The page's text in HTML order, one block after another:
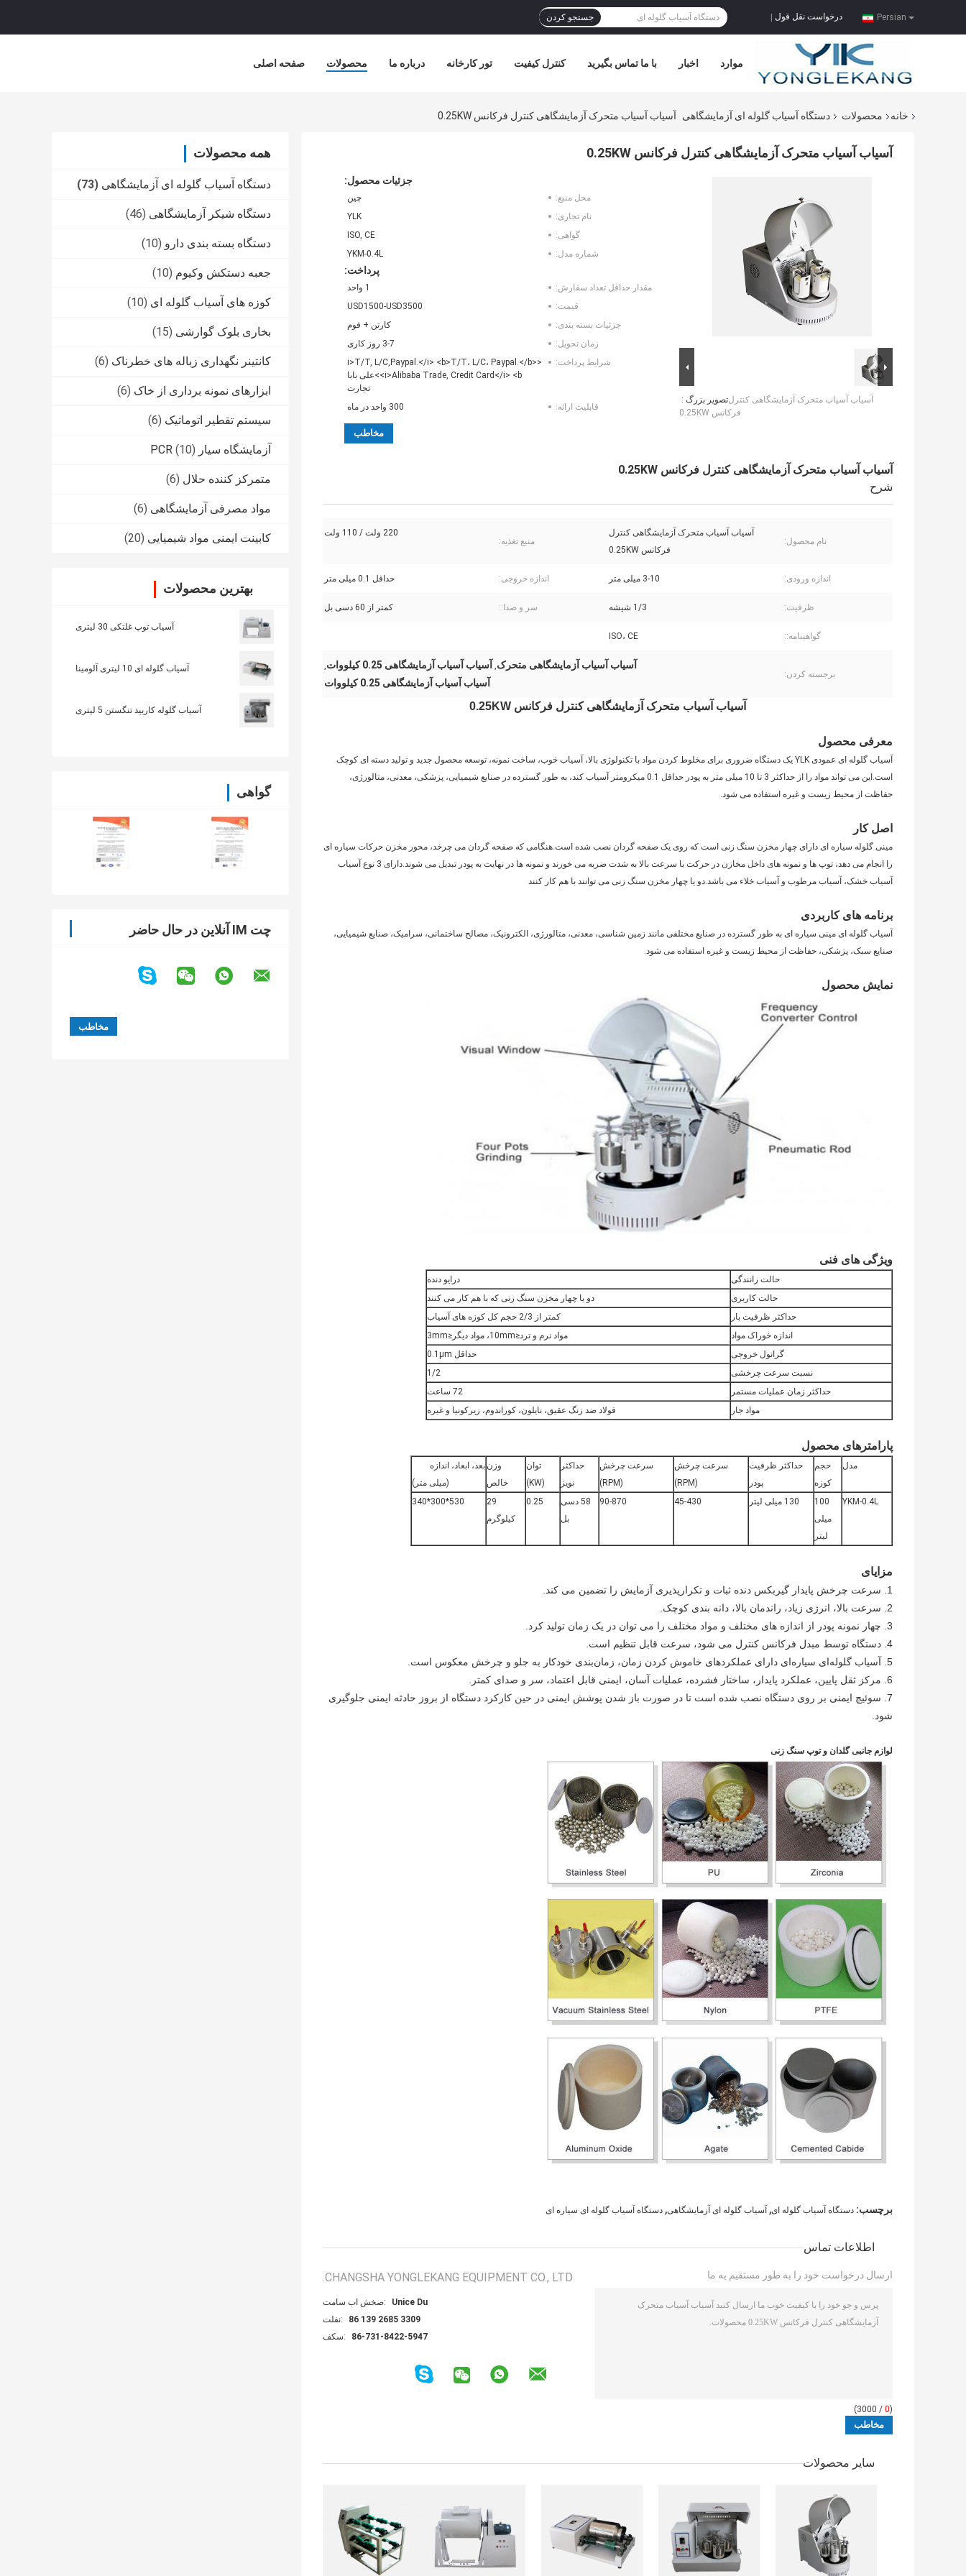
Persian درخواست نقل قول جستجو کردن
صفحه اصلی محصولات درباره ما تور کارخانه کنترل کیفیت با ما تماس بگیرید اخبار موارد
خانه محصولات دستگاه آسیاب گلوله ای آزمایشگاهی آسیاب آسیاب متحرک آزمایشگاهی کنترل فرکانس 0.25KW
همه محصولات
دستگاه آسیاب گلوله ای آزمایشگاهی (73)
دستگاه شیکر آزمایشگاهی (46)
دستگاه بسته بندی دارو (10)
جعبه دستکش وکیوم (10)
کوزه های آسیاب گلوله ای (10)
بخاری بلوک گوارشی (15)
کانتینر نگهداری زباله های خطرناک (6)
ابزارهای نمونه برداری از خاک (6)
سیستم تقطیر اتوماتیک (6)
آزمایشگاه سیار PCR (10)
متمرکز کننده حلال (6)
مواد مصرفی آزمایشگاهی (6)
کابینت ایمنی مواد شیمیایی (20)
بهترین محصولات
آسیاب توپ غلتکی 30 لیتری
آسیاب گلوله ای 10 لیتری آلومینا
آسیاب گلوله کاربید تنگستن 5 لیتری
گواهی
چت IM آنلاین در حال حاضر
آسیاب آسیاب متحرک آزمایشگاهی کنترل فرکانس 0.25KW
تصویر بزرگ :آسیاب آسیاب متحرک آزمایشگاهی کنترل
فرکانس 0.25KW
جزئیات محصول:
محل منبع:
چین
نام تجاری:
YLK
گواهی:
ISO, CE
شماره مدل:
YKM-0.4L
پرداخت:
مقدار حداقل تعداد سفارش:
1 واحد
قیمت:
USD1500-USD3500
جزئیات بسته بندی:
کارتن + فوم
زمان تحویل:
3-7 روز کاری
شرایط پرداخت:
<i>T/T, L/C,Paypal.</i> <b>T/T، L/C، Paypal.</b>
<i>Alibaba Trade, Credit Card</i> <b>علی بابا
تجارت
قابلیت ارائه:
300 واحد در ماه
مخاطب
آسیاب آسیاب متحرک آزمایشگاهی کنترل فرکانس 0.25KW
شرح
نام محصول:
آسیاب آسیاب متحرک آزمایشگاهی کنترل
فرکانس 0.25KW
منبع تغذیه:
220 ولت / 110 ولت
اندازه ورودی: 3-10 میلی متر اندازه خروجی: حداقل 0.1 میلی متر
ظرفیت: 1/3 شیشه سر و صدا:: کمتر از 60 دسی بل
گواهینامه:: ISO، CE
برجسته کردن:
آسیاب آسیاب آزمایشگاهی متحرک, آسیاب آسیاب آزمایشگاهی 0.25 کیلووات ,
آسیاب آسیاب آزمایشگاهی 0.25 کیلووات
آسیاب آسیاب متحرک آزمایشگاهی کنترل فرکانس 0.25KW
معرفی محصول
آسیاب گلوله ای عمودی YLK یک دستگاه ضروری برای مخلوط کردن مواد با تکنولوژی بالا، آسیاب خوب، ساخت نمونه، توسعه محصول جدید و تولید دسته ای کوچک
است.این می تواند مواد را از حداکثر 3 تا 10 میلی متر به پودر حداقل 0.1 میکرومتر آسیاب کند، به طور گسترده در صنایع شیمیایی، پزشکی، معدنی، متالورژی،
حفاظت از محیط زیست و غیره استفاده می شود.
اصل کار
مینی گلوله سیاره ای دارای چهار مخزن سنگ زنی است که روی یک صفحه گردان نصب شده است.هنگامی که صفحه گردان می چرخد، محور مخزن حرکات سیاره ای
را انجام می دهد، توپ ها و نمونه های داخل مخازن در حرکت با سرعت بالا به شدت ضربه می خورند و نمونه ها در نهایت به پودر تبدیل می شوند.دارای 3 نوع آسیاب
آسیاب خشک، آسیاب مرطوب و آسیاب خلاء می باشد.دو یا چهار مخزن سنگ زنی می توانند با هم کار کنند
برنامه های کاربردی
آسیاب گلوله ای مینی سیاره ای به طور گسترده در صنایع مختلفی مانند زمین شناسی، معدنی، متالورژی، الکترونیک، مصالح ساختمانی، سرامیک، صنایع شیمیایی،
صنایع سبک، پزشکی، حفاظت از محیط زیست و غیره استفاده می شود.
نمایش محصول
ویژگی های فنی
حالت رانندگی
درایو دنده
حالت کاربری
دو یا چهار مخزن سنگ زنی که با هم کار می کنند
حداکثر ظرفیت بار
کمتر از 2/3 حجم کل کوزه های آسیاب
اندازه خوراک مواد
مواد نرم و ترد≤10mm، مواد دیگر≤3mm
گرانول خروجی
حداقل 0.1μm
نسبت سرعت چرخشی
1/2
حداکثر زمان عملیات مستمر
72 ساعت
مواد جار
فولاد ضد زنگ عقیق، نایلون، کوراندوم، زیرکونیا و غیره
پارامترهای محصول
مدل
حجم
کوزه
حداکثر ظرفیت
پودر
سرعت چرخش
(RPM)
سرعت چرخش
(RPM)
حداکثر
نویز
توان
(KW)
وزن
خالص
بعد، ابعاد، اندازه
(میلی متر)
YKM-0.4L
100
میلی
لیتر
130 میلی لیتر 45-430
90-870
58 دسی
بل
0.25
29
کیلوگرم
530*300*340
مزایای
1. سرعت چرخش پایدار گیربکس دنده ثبات و تکرارپذیری آزمایش را تضمین می کند.
2. سرعت بالا، انرژی زیاد، راندمان بالا، دانه بندی کوچک.
3. چهار نمونه پودر از اندازه های مختلف و مواد مختلف را می توان در یک زمان تولید کرد.
4. دستگاه توسط مبدل فرکانس کنترل می شود، سرعت قابل تنظیم است.
5. آسیاب گلوله‌ای سیاره‌ای دارای عملکردهای خاموش کردن زمان، زمان‌بندی خودکار به جلو و چرخش معکوس است.
6. مرکز ثقل پایین، عملکرد پایدار، ساختار فشرده، عملیات آسان، ایمنی قابل اعتماد، سر و صدای کمتر.
7. سوئیچ ایمنی بر روی دستگاه نصب شده است تا در صورت باز شدن پوشش ایمنی در حین کارکرد دستگاه از بروز حادثه ایمنی جلوگیری
شود.
لوازم جانبی گلدان و توپ سنگ زنی
برچسب: دستگاه آسیاب گلوله ای, آسیاب گلوله ای آزمایشگاهی, دستگاه آسیاب گلوله ای سیاره ای
اطلاعات تماس
CHANGSHA YONGLEKANG EQUIPMENT CO., LTD.
تماس با شخص:
Unice Du
تلفن:
86 139 2685 3309
فکس:
86-731-8422-5947
ارسال درخواست خود را به طور مستقیم به ما
(
0
/ 3000)
سایر محصولات